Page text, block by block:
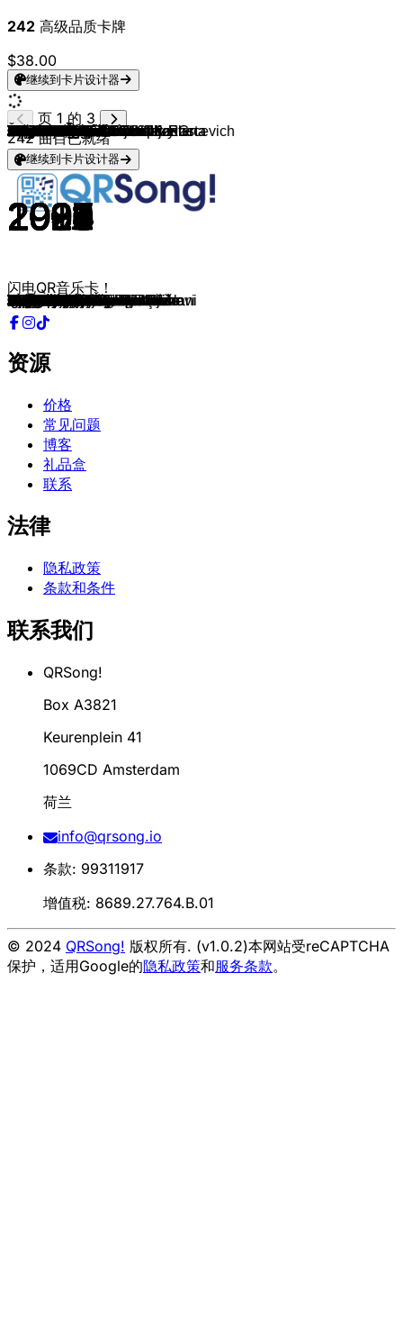
242 高级品质卡牌
$38.00
继续到卡片设计器
Dado Polumenta
2008
Dama
Medeni Mesec
2001
Idu dani
Trik FX
2002
Hitna Pomoc
Lepa Brena
1996
Sve mi dobro ide osim ljubavi
Boban Rajovic
2006
Provokacija
Ceca
1996
Kad Bi Bio Ranjen
Maya Berovic
2008
Crno zlato
Aca Lukas
1998
Licna Karta
Aca Lukas
2008
By Pass
Dado
1999
Adriana
Tanja Savic
2005
Tako Mlada
Jala Brat & Buba Corelli
2024
SEXDRIVE
Jala Brat, Buba Corelli & Elena
2024
BLAKA BLAKA
Jala Brat & Buba Corelli
2024
MAKAROV
Elena & Buba Corelli
2025
Zatvaranje
Ano & Mili
2025
Palme II
Nucci & Sanja Vucic
2024
Vagabundo
Cvija, Rasta & Link
2024
BVS
Jala Brat & Buba Corelli
2024
KEHLANI
Jala Brat & Buba Corelli
2024
BASS
Peki & Hiljson Mandela
2024
Bajadeira
Biba
2025
Au
Elena
2025
Tralala
Nucci
2024
Voice
Nucci
2025
HILTON HOTEL BARÇA
Nucci, Biba & Devito
2024
HI HI
Rasta
2025
Tajland
Elitni Odredi
2013
Zapali Grad
Elitni Odredi
2012
Ne Koci
Elitni Odredi
2011
Kao kokain
Rasta
2017
Vedro Nebo
Rasta & Buba Corelli
2015
Habibi
Jala Brat, Buba Corelli & Rasta
2018
Benga po snijegu
Cvija & Mixa
2008
Moja zhelja si ti
In Vivo
2011
Tu tu tu
Tanja Savic
2008
Zlatnik
Elitni Odredi
2010
Samo da si sa mnom
Jala Brat
2019
99
Oliver Dragojevic
1994
Cesarica
Oliver Dragojevic
2000
Kad Mi Dođeš Ti
Petar Grašo
2017
Ako Te Pitaju
Zdravko Čolić
1984
Ti si mi u krvi
Tony Cetinski
2003
Blago Onom Tko Te Ima
Magazin
1996
Minut' Srca Tvog
Toše Proeski
2007
Igra Bez Granica
Severina
1998
Prijateljice
Željko Bebek
2017
Ja Po Kafanama
Lana Jurcevic & Luka Nizetic
2006
Prava ljubav
Prljavo Kazaliste
1993
Uzalud Vam Trud Svirači
Miroslav Škoro
2002
Sude mi
Magazin
2013
Maslačak
Marko Perković Thompson
2001
Moj Ivane
Mate Bulic
2003
Igraj Mare Prašina Se Diže
Hari Mata Hari
2001
Baš ti lijepo stoje suze
Zabranjeno pušenje
1997
Možes Imat' Moje Tjelo
Severina
2001
Krivi spoj
Zdravko Čolić
2010
Prolaze neke slike
Jala Brat & Buba Corelli
2024
Bez Koda
Peki & Grše
2024
Mangio Pasta
Stoja
2004
Starija
Ilda Saulic
2008
Stani duso da te ispratim
Jana
2001
Barabar
Sasa Matic
2005
Ruzmarin
Nikola Rokvic
2006
Oprosti Mojoj Mladosti
Elitni Odredi
2014
Ima Mnogo Zena I Kafana
Emina Jahović
2005
Da L' Ona Zna
Jelena Rozga
2014
Tsunami
Jelena Rozga
2011
Razmažena
Nina Badric
2003
Takvi Kao Ti
Juice
2013
Ti Si Moja Vila
Relja
2015
Beograd Jos Živi
Zeljko Samardzic
2013
Zaustavite Januar
Haris Dzinovic
2011
Pariske kapije
Menil Velioski
2021
Samo mene volela si lazno
Valentino
2023
Savrsena
Zorana Mićanović
2024
Vecera
Kemal Malovčić
1995
Ne kunem te
Dino Dvornik
1989
Ti Si Mi U Mislima
Dino Dvornik
1988
Zašto praviš slona od mene
Zdravko Čolić
1980
Pusti, Pusti Modu
Dino Dvornik
1989
Ja Bih Preživio
Dino Dvornik
2008
Hipnotiziran
Bijelo Dugme
1986
Hajdemo u planine
Plavi Orkestar
1985
Bolje Biti Pijan Nego Star
ET
1994
Ne traži ljubav
Djavoli
1987
Stojin Na Kantunu
Alisa
1988
Kesteni
Bijelo Dugme
1984
Lipe cvatu, sve je isto ko I lani
Kemal Malovčić
2006
Burma
Dino Merlin
2000
Kad Si Rekla Da Me Voliš
Vesna Pisarovic
2001
Da sutra umrem
Vesna Pisarovic
2001
Za tebe stvorena
Nina Badric
2016
Dani I Godine
Severina
2001
Virujen U Te
Miroslav Škoro
1992
Moja Juliška
Halid Bešlić
2008
Dvadesete
Miroslav Škoro & TO Jerry Grcevich
1992
Ne dirajte mi ravnicu
Severina
1999
Ja samo pjevam
Breskvica
2024
Natalna
Sandra Afrika & MC Stojan
2024
Cak Cak
页 1 的 3
242曲目已就绪
继续到卡片设计器
闪电QR音乐卡！
资源
价格
常见问题
博客
礼品盒
联系
法律
隐私政策
条款和条件
联系我们
QRSong!
Box A3821
Keurenplein 41
1069CD Amsterdam
荷兰
info@qrsong.io
条款: 99311917
增值税: 8689.27.764.B.01
© 2024 QRSong! 版权所有. (v1.0.2)本网站受reCAPTCHA
保护，适用Google的隐私政策和服务条款。